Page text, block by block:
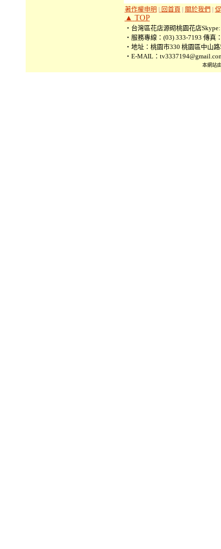
著作權申明 | 回首頁 | 關於我們 |
▲ TOP
‧台灣區花店源砌桃園花店Skype:
‧服務專線：(03) 333-7193 傳真
‧地址：桃園市330 桃園區中山路
‧E-MAIL：
本網站